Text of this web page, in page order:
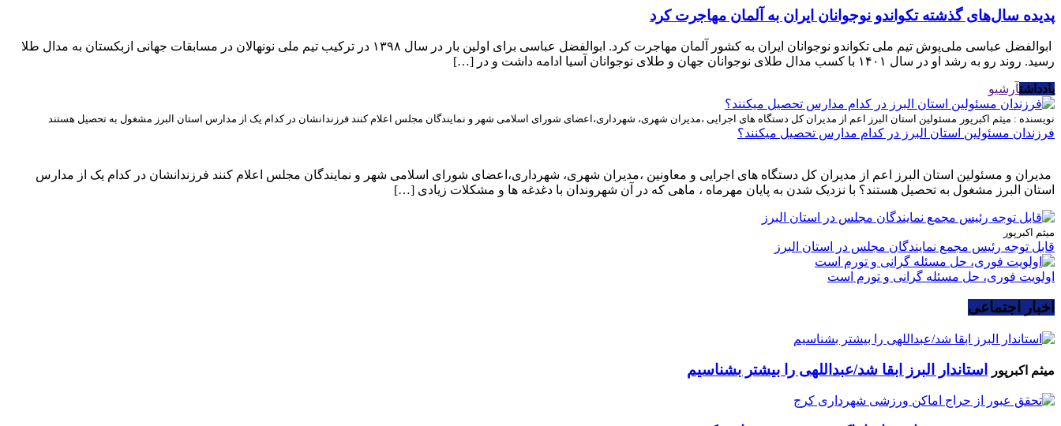
پدیده سال‌های گذشته تکواندو نوجوانان ایران به آلمان مهاجرت کرد
ابوالفضل عباسی ملی‌پوش تیم ملی تکواندو نوجوانان ایران به کشور آلمان مهاجرت کرد. ابوالفضل عباسی برای اولین بار در سال ۱۳۹۸ در ترکیب تیم ملی نونهالان در مسابقات جهانی ازبکستان به مدال طلا
رسید. روند رو به رشد او در سال ۱۴۰۱ با کسب مدال طلای نوجوانان جهان و طلای نوجوانان آسیا ادامه داشت و در […]
یادداشتآرشیو
نویسنده : میثم اکبرپور مسئولین استان البرز اعم از مدیران کل دستگاه های اجرایی ،مدیران شهری، شهرداری،اعضای شورای اسلامی شهر و نمایندگان مجلس اعلام کنند فرزندانشان در کدام یک از مدارس استان البرز مشغول به تحصیل هستند
فرزندان مسئولین استان البرز در کدام مدارس تحصیل میکنند؟
مدیران و مسئولین استان البرز اعم از مدیران کل دستگاه های اجرایی و معاونین ،مدیران شهری، شهرداری،اعضای شورای اسلامی شهر و نمایندگان مجلس اعلام کنند فرزندانشان در کدام یک از مدارس
استان البرز مشغول به تحصیل هستند؟ با نزدیک شدن به پایان مهرماه ، ماهی که در آن شهروندان با دغدغه ها و مشکلات زیادی […]
میثم اکبرپور
قابل توجه رئیس مجمع نمایندگان مجلس در استان البرز
اولویت فوری، حل مسئله گرانی و تورم است
اخبار اجتماعی
میثم اکبرپور استاندار البرز ابقا شد/عبداللهی را بیشتر بشناسیم